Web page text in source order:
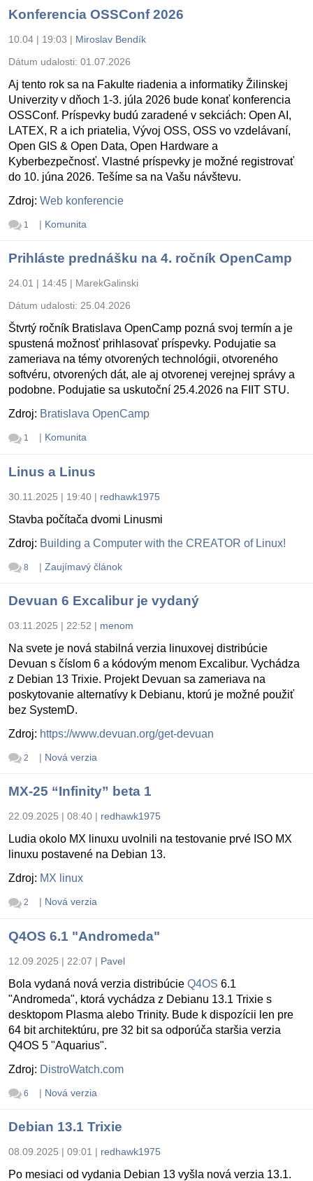
Konferencia OSSConf 2026
10.04 | 19:03 | Miroslav Bendík
Dátum udalosti: 01.07.2026
Aj tento rok sa na Fakulte riadenia a informatiky Žilinskej
Univerzity v dňoch 1-3. júla 2026 bude konať konferencia
OSSConf. Príspevky budú zaradené v sekciách: Open AI,
LATEX, R a ich priatelia, Vývoj OSS, OSS vo vzdelávaní,
Open GIS & Open Data, Open Hardware a
Kyberbezpečnosť. Vlastné príspevky je možné registrovať
do 10. júna 2026. Tešíme sa na Vašu návštevu.
Zdroj: Web konferencie
1 | Komunita
Prihláste prednášku na 4. ročník OpenCamp
24.01 | 14:45 | MarekGalinski
Dátum udalosti: 25.04.2026
Štvrtý ročník Bratislava OpenCamp pozná svoj termín a je
spustená možnosť prihlasovať príspevky. Podujatie sa
zameriava na témy otvorených technológii, otvoreného
softvéru, otvorených dát, ale aj otvorenej verejnej správy a
podobne. Podujatie sa uskutoční 25.4.2026 na FIIT STU.
Zdroj: Bratislava OpenCamp
1 | Komunita
Linus a Linus
30.11.2025 | 19:40 | redhawk1975
Stavba počítača dvomi Linusmi
Zdroj: Building a Computer with the CREATOR of Linux!
8 | Zaujímavý článok
Devuan 6 Excalibur je vydaný
03.11.2025 | 22:52 | menom
Na svete je nová stabilná verzia linuxovej distribúcie
Devuan s číslom 6 a kódovým menom Excalibur. Vychádza
z Debian 13 Trixie. Projekt Devuan sa zameriava na
poskytovanie alternatívy k Debianu, ktorú je možné použiť
bez SystemD.
Zdroj: https://www.devuan.org/get-devuan
2 | Nová verzia
MX-25 “Infinity” beta 1
22.09.2025 | 08:40 | redhawk1975
Ludia okolo MX linuxu uvolnili na testovanie prvé ISO MX
linuxu postavené na Debian 13.
Zdroj: MX linux
2 | Nová verzia
Q4OS 6.1 "Andromeda"
12.09.2025 | 22:07 | Pavel
Bola vydaná nová verzia distribúcie Q4OS 6.1
"Andromeda", ktorá vychádza z Debianu 13.1 Trixie s
desktopom Plasma alebo Trinity. Bude k dispozícii len pre
64 bit architektúru, pre 32 bit sa odporúča staršia verzia
Q4OS 5 "Aquarius".
Zdroj: DistroWatch.com
6 | Nová verzia
Debian 13.1 Trixie
08.09.2025 | 09:01 | redhawk1975
Po mesiaci od vydania Debian 13 vyšla nová verzia 13.1.